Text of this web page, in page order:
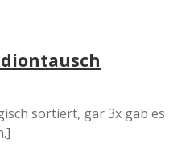
sortiert, gar 3x gab es